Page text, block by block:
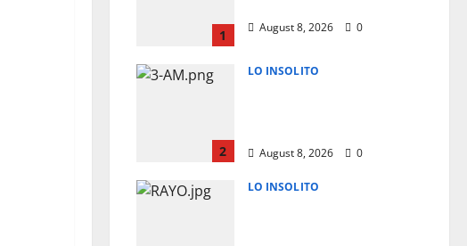
1 August 8, 2026 0
2
LO INSOLITO
August 8, 2026 0
LO INSOLITO